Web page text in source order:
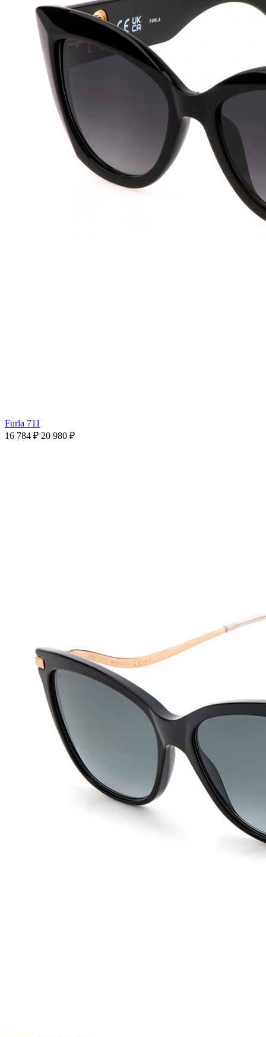
Furla 711
16 784 ₽ 20 980 ₽